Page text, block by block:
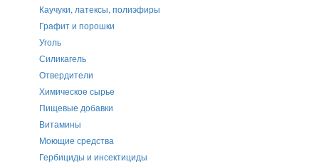
Каучуки, латексы, полиэфиры
Графит и порошки
Уголь
Силикагель
Отвердители
Химическое сырье
Пищевые добавки
Витамины
Моющие средства
Гербициды и инсектициды